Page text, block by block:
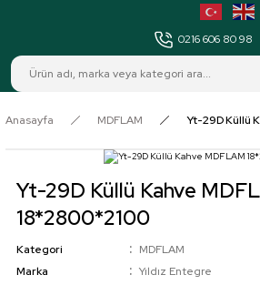
0216 606 80 98
Anasayfa MDFLAM Yt-29D Küllü
Yt-29D Küllü Kahve
18*2800*2100
Kategori
MDFLAM
Marka
Yıldız Entegre